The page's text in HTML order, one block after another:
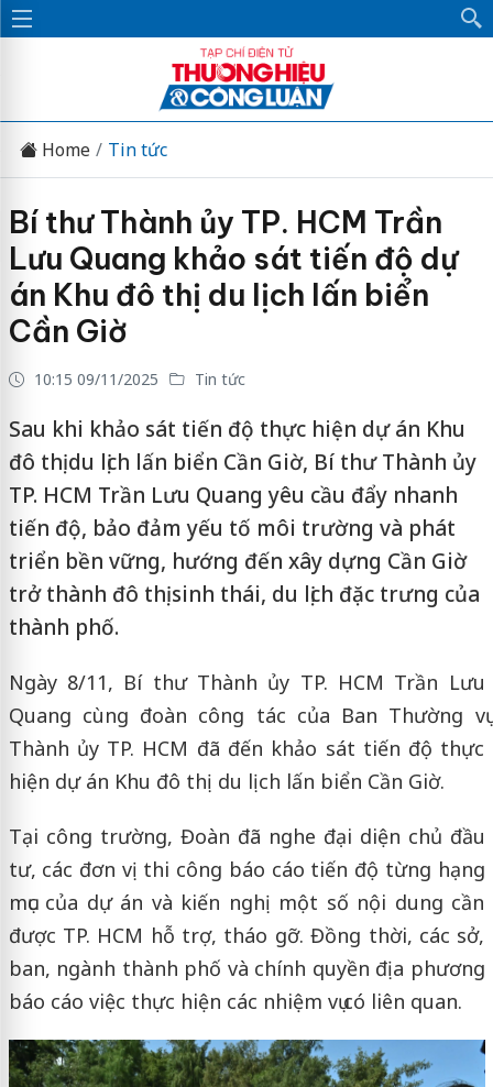
Home Tin tức
Bí thư Thành ủy TP. HCM Trần
Lưu Quang khảo sát tiến độ dự
án Khu đô thị du lịch lấn biển
Cần Giờ
10:15 09/11/2025 Tin tức
Sau khi khảo sát tiến độ thực hiện dự án Khu
đô thị du lịch lấn biển Cần Giờ, Bí thư Thành ủy
TP. HCM Trần Lưu Quang yêu cầu đẩy nhanh
tiến độ, bảo đảm yếu tố môi trường và phát
triển bền vững, hướng đến xây dựng Cần Giờ
trở thành đô thị sinh thái, du lịch đặc trưng của
thành phố.
Ngày 8/11, Bí thư Thành ủy TP. HCM Trần Lưu
Quang cùng đoàn công tác của Ban Thường vụ
Thành ủy TP. HCM đã đến khảo sát tiến độ thực
hiện dự án Khu đô thị du lịch lấn biển Cần Giờ.
Tại công trường, Đoàn đã nghe đại diện chủ đầu
tư, các đơn vị thi công báo cáo tiến độ từng hạng
mục của dự án và kiến nghị một số nội dung cần
được TP. HCM hỗ trợ, tháo gỡ. Đồng thời, các sở,
ban, ngành thành phố và chính quyền địa phương
báo cáo việc thực hiện các nhiệm vụ có liên quan.